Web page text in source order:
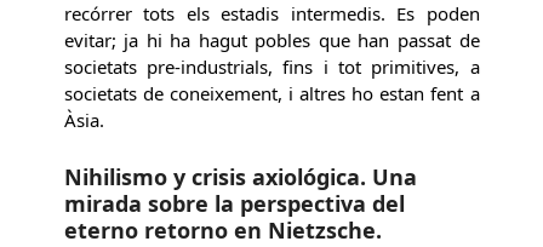
recórrer tots els estadis intermedis. Es poden
evitar; ja hi ha hagut pobles que han passat de
societats pre-industrials, fins i tot primitives, a
societats de coneixement, i altres ho estan fent a
Àsia.
Nihilismo y crisis axiológica. Una
mirada sobre la perspectiva del
eterno retorno en Nietzsche.